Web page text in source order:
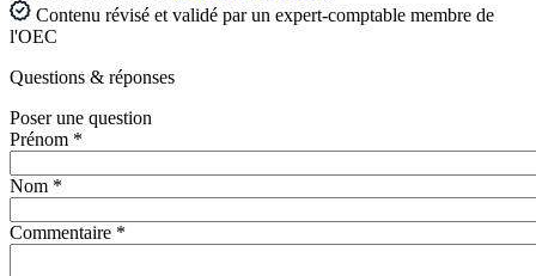
Contenu révisé et validé par un expert-comptable membre de
l'OEC
Questions & réponses
Poser une question
Prénom *
Nom *
Commentaire *